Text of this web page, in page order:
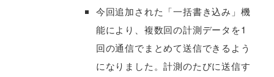
今回追加された「一括書き込み」機
能により、複数回の計測データを1
回の通信でまとめて送信できるよう
になりました。計測のたびに送信す